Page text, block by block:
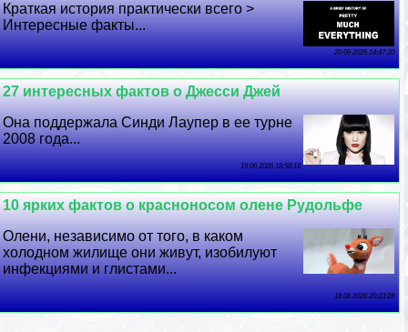
Краткая история пpaктически всего >
Интересные факты...
20 06 2026 14:47:20
27 интересных фактов о Джесси Джей
Она поддержала Синди Лаупер в ее турне
2008 года...
19 06 2026 18:58:18
10 ярких фактов о красноносом олене Рудольфе
Олени, независимо от того, в каком
холодном жилище они живут, изобилуют
инфекциями и глистами...
18 06 2026 20:23:28